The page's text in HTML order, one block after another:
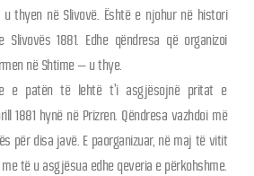
u thyen në Slivovë. Është e njohur në histori
1881. Edhe qëndresa që organizoi
në Shtime – u thye.
e patën të lehtë t’i asgjësojnë pritat e
1881 hynë në Prizren. Qëndresa vazhdoi më
për disa javë. E paorganizuar, në maj të vitit
të u asgjësua edhe qeveria e përkohshme.